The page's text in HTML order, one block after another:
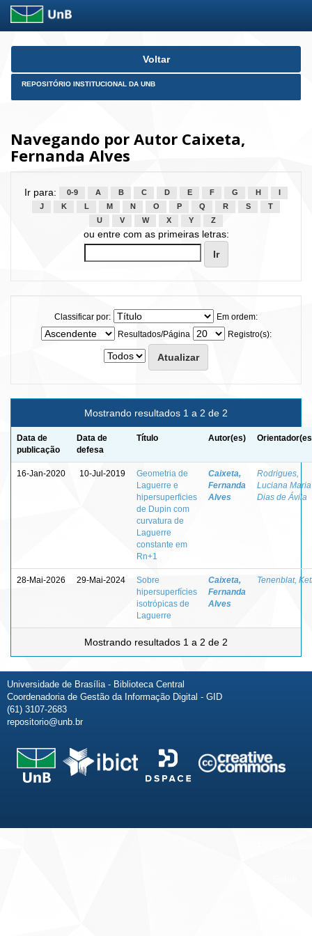
Skip
Voltar
REPOSITÓRIO INSTITUCIONAL DA UNB
Navegando por Autor Caixeta,
Fernanda Alves
Ir para: 0-9 A B C D E F G H
J
K L M N O P Q R S
T
U
V W X Y Z
ou entre com as primeiras letras:
Classificar por:
Em ordem:
Resultados/Página
Registro(s):
Mostrando resultados 1 a 2 de 2
Data de
publicação
Data de
defesa
Título Autor(es)
16-Jan-2020 10-Jul-2019
Geometria de
Laguerre e
hipersuperficies
de Dupin com
curvatura de
Laguerre
constante em
Rn+1
Caixeta,
Fernanda
Alves
Rodrigues,
Luciana Maria
Dias de Ávila
28-Mai-2026 29-Mai-2024
Sobre
hipersuperfícies
isotrópicas de
Laguerre
Caixeta,
Fernanda
Alves
Tenenblat,
Mostrando resultados 1 a 2 de 2
Universidade de Brasília - Biblioteca Central
Coordenadoria de Gestão da Informação Digital - GID
(61) 3107-2683
repositorio@unb.br